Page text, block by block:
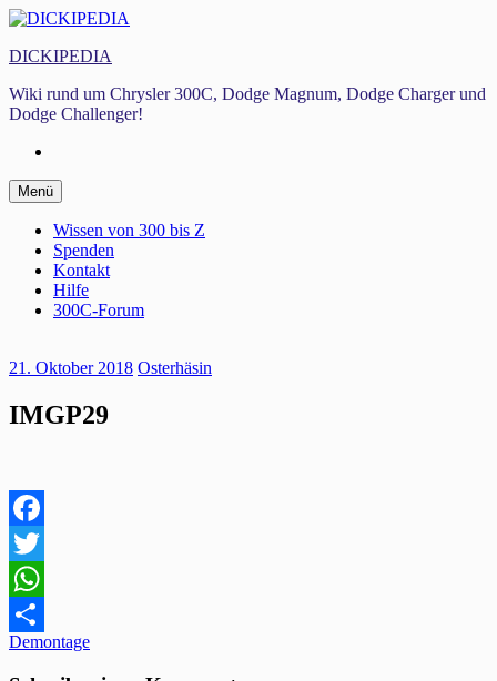
Zum
springen
DICKIPEDIA
Wiki rund um Chrysler 300C, Dodge Magnum, Dodge Charger und
Dodge Challenger!
Menü Zum
Inhalt
springen
Wissen von 300 bis Z
Spenden
Kontakt
Hilfe
300C-Forum
21. Oktober 2018 Osterhäsin
IMGP29
Facebook
Twitter
WhatsApp
Teilen
Beitragsnavigation
Demontage